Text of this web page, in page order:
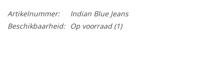
Artikelnummer:
Indian Blue Jeans
Beschikbaarheid:
Op voorraad(1)